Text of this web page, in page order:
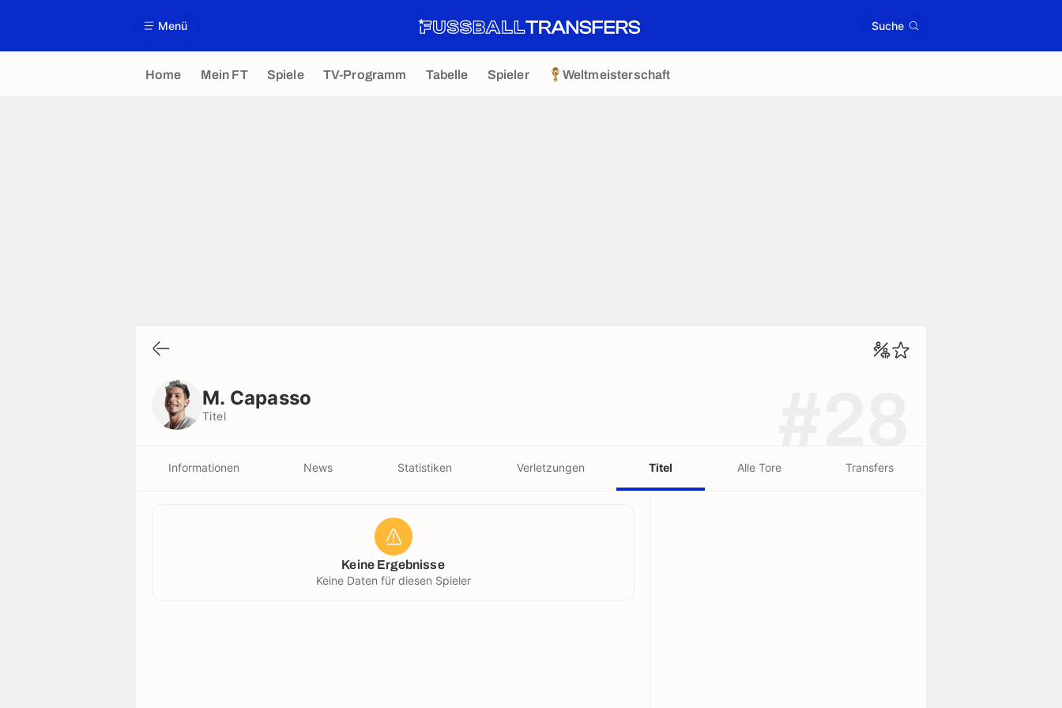
Menü Suche
Home Mein FT Spiele TV-Programm Tabelle Spieler Weltmeisterschaft
M. Capasso
Titel
Informationen News Statistiken Verletzungen Titel Alle Tore Transfers
Keine Ergebnisse
Keine Daten für diesen Spieler